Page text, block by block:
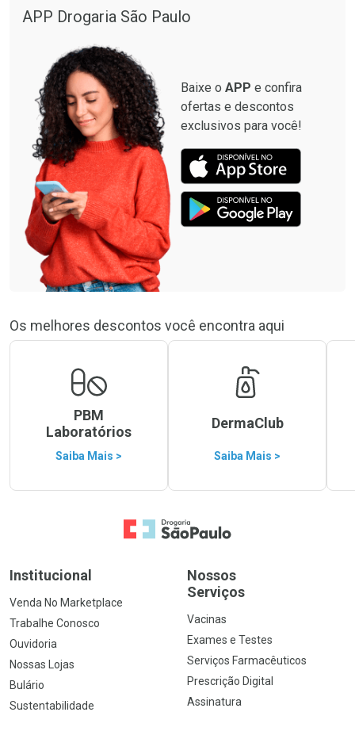
Comprar sem Desconto
Por R$ 664,02/cada
APP Drogaria São Paulo
Baixe o APP e confira
ofertas e descontos
exclusivos para você!
Os melhores descontos você encontra aqui
PBM
Laboratórios
Saiba Mais >
DermaClub
Saiba Mais >
Ir para a Home
Institucional
Venda No Marketplace
Trabalhe Conosco
Ouvidoria
Nossas Lojas
Bulário
Sustentabilidade
Nossos
Serviços
Vacinas
Exames e Testes
Serviços Farmacêuticos
Prescrição Digital
Assinatura